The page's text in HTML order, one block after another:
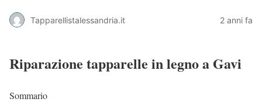
Tapparellistalessandria.it 2 anni fa
Riparazione tapparelle in legno a Gavi
Sommario